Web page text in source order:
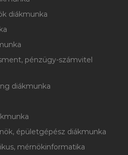
diákmunka
pénzügy-számvitel
diákmunka
épületgépész diákmunka
mérnökinformatika